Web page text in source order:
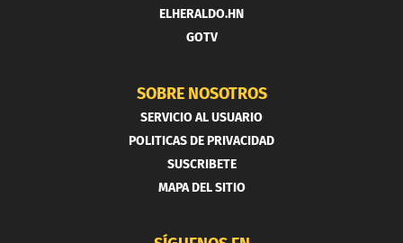
ELHERALDO.HN
GOTV
SOBRE NOSOTROS
SERVICIO AL USUARIO
POLITICAS DE PRIVACIDAD
SUSCRIBETE
MAPA DEL SITIO